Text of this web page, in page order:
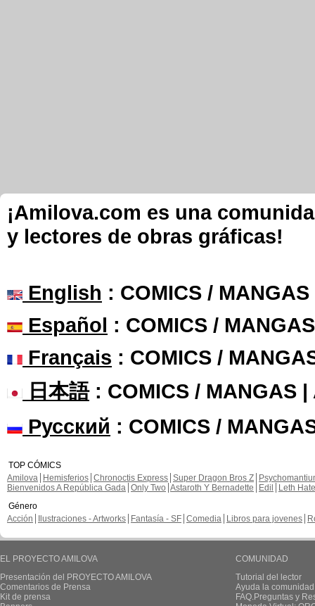
¡Amilova.com es una
y lectores de obras gráficas!
English : COMICS /
Español : COMICS /
Français : COMICS /
日本語: COMICS / MANGAS |
Русский : COMICS /
TOP CÓMICS
Amilova
Hemisferios Chronoctis Express Super Dragon Bros Z
Bienvenidos A República Gada Only Two Astaroth Y Bernadette Edil
Leth Hate
Género
Acción
Ilustraciones - Artworks Fantasía - SF Comedia Libros para jovenes
EL PROYECTO AMILOVA
Presentación del PROYECTO AMILOVA
Comentarios de Prensa
Kit de prensa
COMUNIDAD
Tutorial del lector
Ayuda la
FAQ.Preguntas y